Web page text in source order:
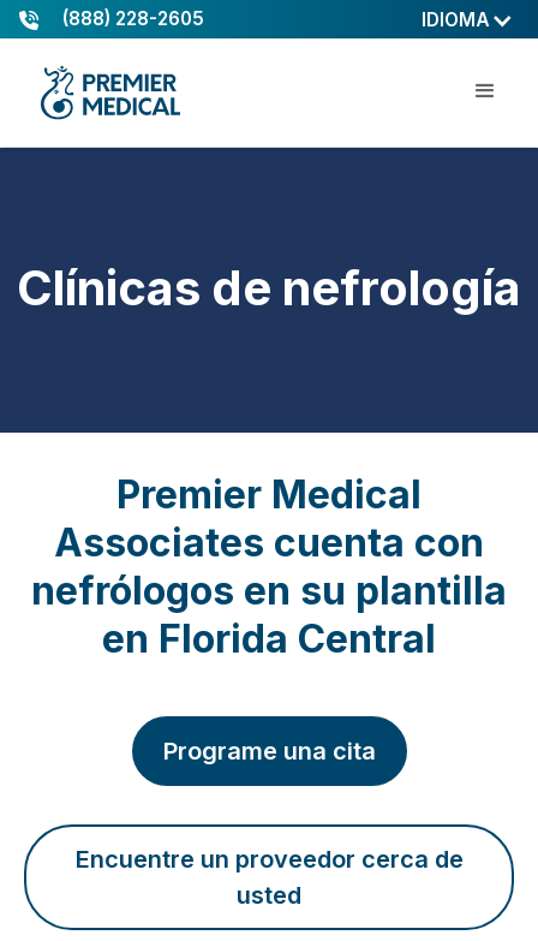
(888) 228-2605 IDIOMA
Clínicas de nefrología
Premier Medical
Associates cuenta con
nefrólogos en su plantilla
en Florida Central
Programe una cita
Encuentre un proveedor cerca de
usted